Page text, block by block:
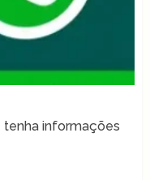
tenha informações